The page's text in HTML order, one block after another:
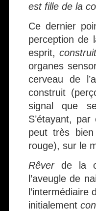
est fille de la
Ce dernier
perception de
esprit, construit
organes
cerveau de
construit
signal que
S’étayant,
peut très
rouge), sur le
Rêverde la
l’aveugle de
initialement